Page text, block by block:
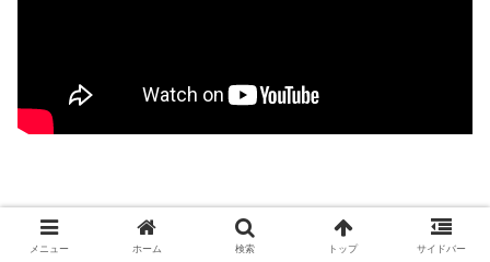
１位 #布施飛雄真 選手
メニュー ホーム 検索 トップ サイドバー